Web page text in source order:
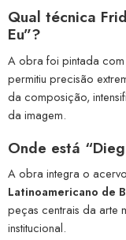
Qual técnica
Eu”?
A obra foi pintada
permitiu precisão
da composição,
da imagem.
Onde está
A obra integra o
Latinoamericano de
peças centrais da arte
institucional.